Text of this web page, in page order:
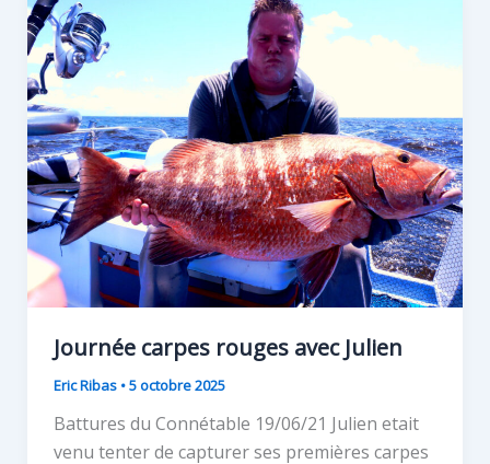
Journée carpes rouges avec Julien
Eric Ribas •5 octobre 2025
Battures du Connétable 19/06/21 Julien etait
venu tenter de capturer ses premières carpes